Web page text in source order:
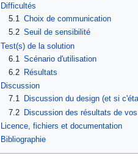
Difficultés
5.1
Choix de communication
5.2 Seuil de sensibilité
Test(s) de la solution
6.1 Scénario d'utilisation
6.2
Résultats
Discussion
7.1
Discussion du design (et si
7.2 Discussion des résultats de
Licence, fichiers et documentation
Bibliographie